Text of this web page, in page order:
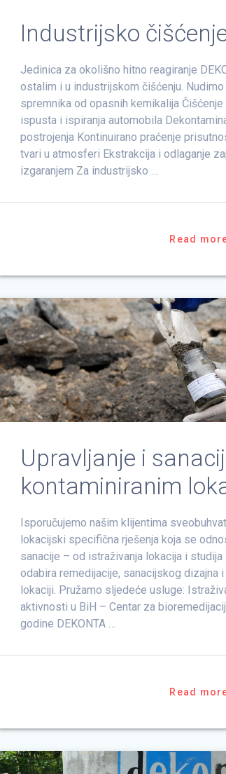
Industrijsko
Jedinica za okolišno hitno reagiranje
ostalim i u industrijskom čišćenju.
spremnika od opasnih kemikalija
ispusta i ispiranja automobila
postrojenja Kontinuirano praćenje
tvari u atmosferi Ekstrakcija i odlaganje
izgaranjem Za industrijsko …
Read
Upravljanje i
kontaminiranim
Isporučujemo našim klijentima
lokacijski specifična rješenja koja se
sanacije – od istraživanja lokacija i
odabira remedijacije, sanacijskog dizajna
lokaciji. Pružamo sljedeće usluge:
aktivnosti u BiH – Centar za
godine DEKONTA …
Read